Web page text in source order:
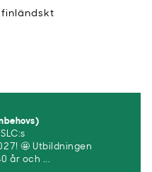
🤩 Utbildningen
år och ...